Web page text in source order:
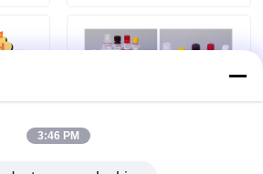
Test Kit
3:46 PM